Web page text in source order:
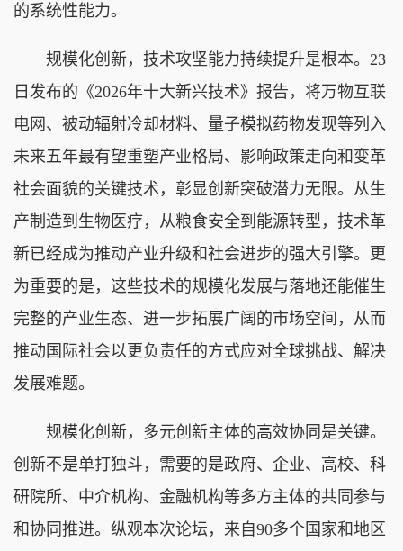
的系统性能力。
规模化创新，技术攻坚能力持续提升是根本。23
日发布的《2026年十大新兴技术》报告，将万物互联
电网、被动辐射冷却材料、量子模拟药物发现等列入
未来五年最有望重塑产业格局、影响政策走向和变革
社会面貌的关键技术，彰显创新突破潜力无限。从生
产制造到生物医疗，从粮食安全到能源转型，技术革
新已经成为推动产业升级和社会进步的强大引擎。更
为重要的是，这些技术的规模化发展与落地还能催生
完整的产业生态、进一步拓展广阔的市场空间，从而
推动国际社会以更负责任的方式应对全球挑战、解决
发展难题。
规模化创新，多元创新主体的高效协同是关键。
创新不是单打独斗，需要的是政府、企业、高校、科
研院所、中介机构、金融机构等多方主体的共同参与
和协同推进。纵观本次论坛，来自90多个国家和地区